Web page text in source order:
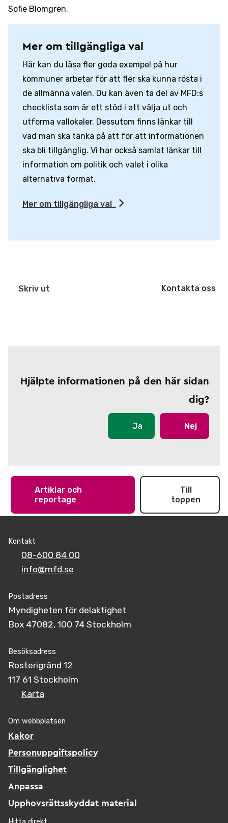
Sofie Blomgren.
Mer om tillgängliga val
Här kan du läsa fler goda exempel på hur
kommuner arbetar för att fler ska kunna rösta i
de allmänna valen. Du kan även ta del av MFD:s
checklista som är ett stöd i att välja ut och
utforma vallokaler. Dessutom finns länkar till
vad man ska tänka på att för att informationen
ska bli tillgänglig. Vi har också samlat länkar till
information om politik och valet i olika
alternativa format.
Mer om tillgängliga val
Skriv ut Kontakta oss
Hjälpte informationen på den här sidan
dig?
Ja Nej
Artiklar och
reportage
Till
toppen
Kontakt
08-600 84 00
info@mfd.se
Postadress
Myndigheten för delaktighet
Box 47082, 100 74 Stockholm
Besöksadress
Rosterigränd 12
117 61 Stockholm
Karta
Om webbplatsen
Kakor
Personuppgiftspolicy
Tillgänglighet
Anpassa
Upphovsrättsskyddat material